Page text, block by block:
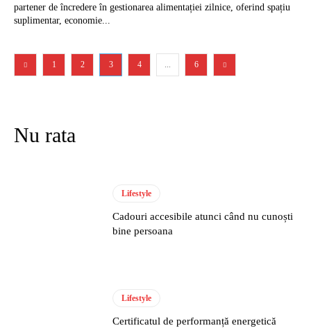
partener de încredere în gestionarea alimentației zilnice, oferind spațiu
suplimentar, economie...
1 2 3 4 6
Nu rata
Lifestyle
Cadouri accesibile atunci când nu cunoști
bine persoana
Lifestyle
Certificatul de performanță energetică